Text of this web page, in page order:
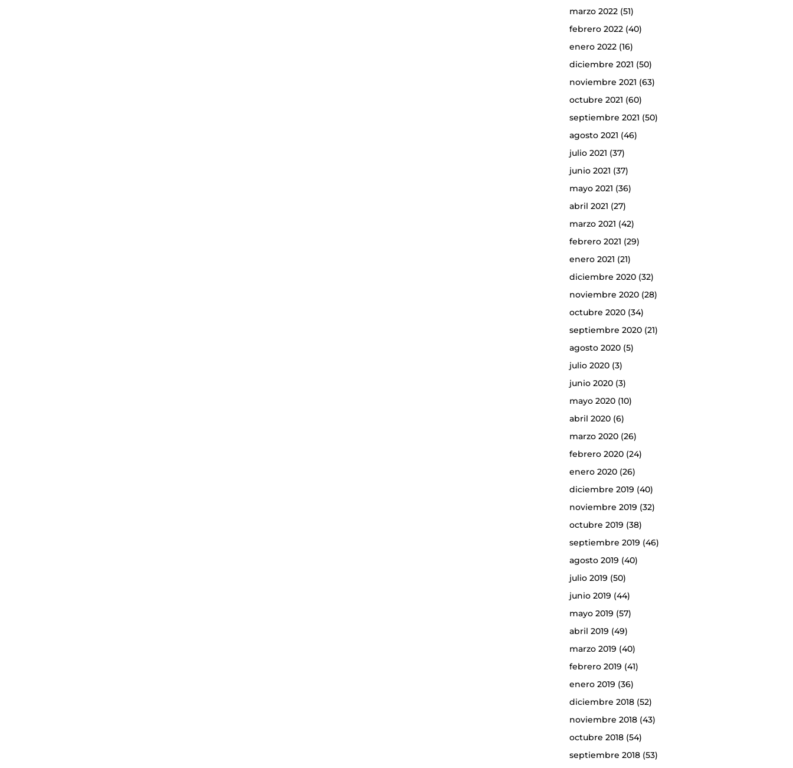
marzo 2022(51)
febrero 2022(40)
enero 2022(16)
diciembre 2021 (50)
noviembre 2021 (63)
octubre 2021 (60)
septiembre 2021 (50)
agosto 2021 (46)
julio 2021 (37)
junio 2021 (37)
mayo 2021 (36)
abril 2021 (27)
marzo 2021 (42)
febrero 2021 (29)
enero 2021 (21)
diciembre 2020(32)
noviembre 2020(28)
octubre 2020(34)
septiembre 2020(21)
agosto 2020(5)
julio 2020(3)
junio 2020(3)
mayo 2020(10)
abril 2020(6)
marzo 2020(26)
febrero 2020(24)
enero 2020(26)
diciembre 2019 (40)
noviembre 2019 (32)
octubre 2019 (38)
septiembre 2019 (46)
agosto 2019 (40)
julio 2019 (50)
junio 2019 (44)
mayo 2019 (57)
abril 2019 (49)
marzo 2019 (40)
febrero 2019 (41)
enero 2019 (36)
diciembre 2018(52)
noviembre 2018(43)
octubre 2018(54)
septiembre 2018(53)